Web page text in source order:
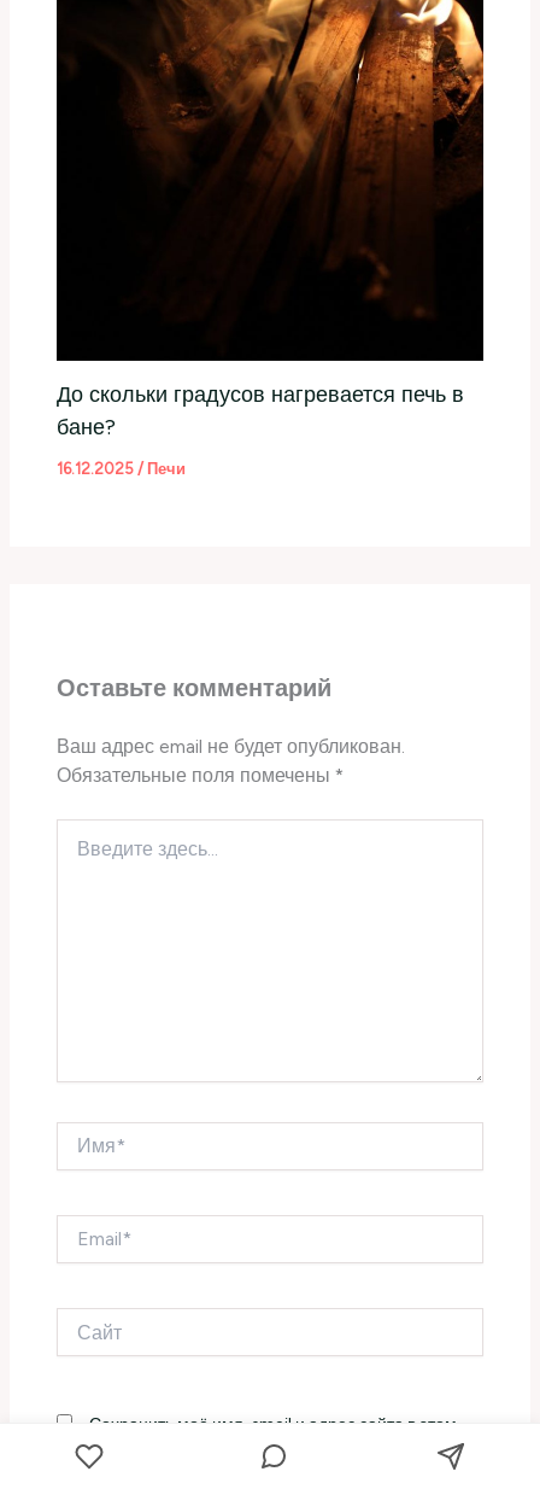
До скольки градусов нагревается печь в
бане?
16.12.2025/ Печи
Оставьте комментарий
Ваш адрес email не будет опубликован.
Обязательные поля помечены*
здесь...
Сохранить моё имя, email и адрес сайта в этом
браузере для последующих моих комментариев.